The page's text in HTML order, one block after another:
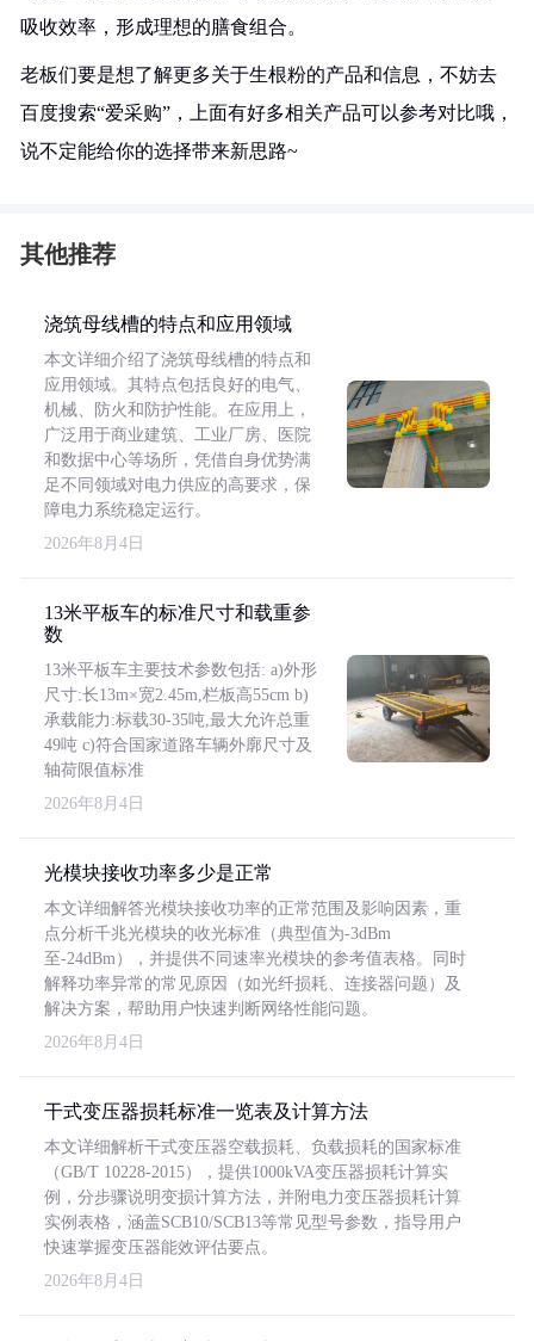
吸收效率，形成理想的膳食组合。
老板们要是想了解更多关于生根粉的产品和信息，不妨去
百度搜索“爱采购”，上面有好多相关产品可以参考对比哦，
说不定能给你的选择带来新思路~
其他推荐
浇筑母线槽的特点和应用领域
本文详细介绍了浇筑母线槽的特点和
应用领域。其特点包括良好的电气、
机械、防火和防护性能。在应用上，
广泛用于商业建筑、工业厂房、医院
和数据中心等场所，凭借自身优势满
足不同领域对电力供应的高要求，保
障电力系统稳定运行。
2026年8月4日
13米平板车的标准尺寸和载重参
数
13米平板车主要技术参数包括: a)外形
尺寸:长13m×宽2.45m,栏板高55cm b)
承载能力:标载30-35吨,最大允许总重
49吨 c)符合国家道路车辆外廓尺寸及
轴荷限值标准
2026年8月4日
光模块接收功率多少是正常
本文详细解答光模块接收功率的正常范围及影响因素，重
点分析千兆光模块的收光标准（典型值为-3dBm
至-24dBm），并提供不同速率光模块的参考值表格。同时
解释功率异常的常见原因（如光纤损耗、连接器问题）及
解决方案，帮助用户快速判断网络性能问题。
2026年8月4日
干式变压器损耗标准一览表及计算方法
本文详细解析干式变压器空载损耗、负载损耗的国家标准
（GB/T 10228-2015），提供1000kVA变压器损耗计算实
例，分步骤说明变损计算方法，并附电力变压器损耗计算
实例表格，涵盖SCB10/SCB13等常见型号参数，指导用户
快速掌握变压器能效评估要点。
2026年8月4日